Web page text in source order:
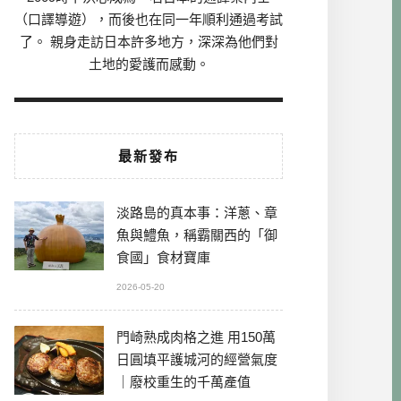
（口譯導遊），而後也在同一年順利通過考試
了。 親身走訪日本許多地方，深深為他們對
土地的愛護而感動。
最新發布
淡路島的真本事：洋蔥、章
魚與鱧魚，稱霸關西的「御
食國」食材寶庫
2026-05-20
門崎熟成肉格之進 用150萬
日圓填平護城河的經營氣度
｜廢校重生的千萬產值